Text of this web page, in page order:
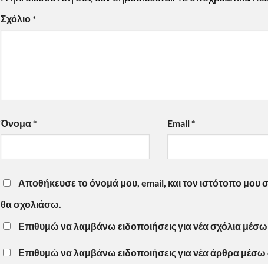
Σχόλιο*
Όνομα* Email*
Αποθήκευσε το όνομά μου, email, και τον ιστότοπο
θα σχολιάσω.
Επιθυμώ να λαμβάνω ειδοποιήσεις για νέα σχόλια
Επιθυμώ να λαμβάνω ειδοποιήσεις για νέα άρθρα μέσω